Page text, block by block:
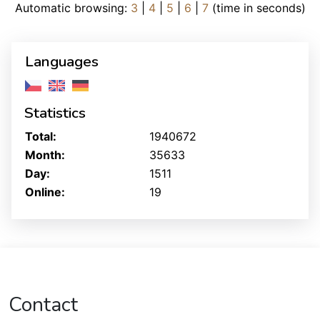
Automatic browsing: 3 4| 5 6 7(time in seconds)
Languages
Statistics
Online: 19
Total:
1940672
Month:
35633
Day:
1511
Contact